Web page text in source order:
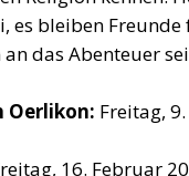
es bleiben
das Abenteuer
Oerlikon: Freitag,
16. Februar